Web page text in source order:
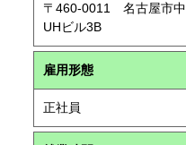
〒460-0011 名古屋市
UHビル3B
雇用形態
正社員